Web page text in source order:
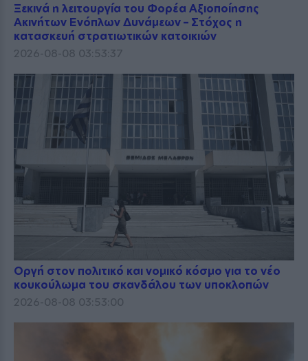
Ξεκινά η λειτουργία του Φορέα Αξιοποίησης
Ακινήτων Ενόπλων Δυνάμεων – Στόχος η
κατασκευή στρατιωτικών κατοικιών
2026-08-08 03:53:37
Οργή στον πολιτικό και νομικό κόσμο για το νέο
κουκούλωμα του σκανδάλου των υποκλοπών
2026-08-08 03:53:00